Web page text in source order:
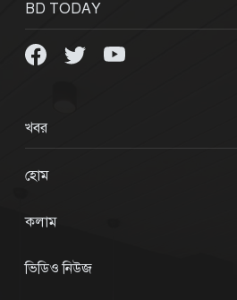
BD TODAY
খবর
হোম
কলাম
ভিডিও নিউজ